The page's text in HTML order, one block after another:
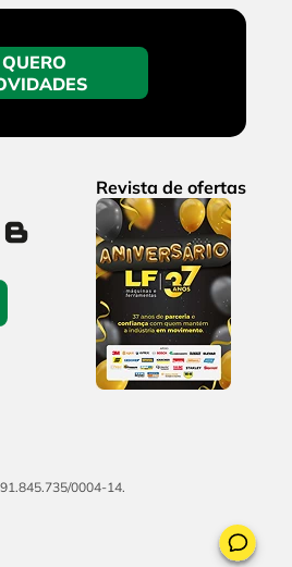
QUERO
Revista de ofertas
0004-14.